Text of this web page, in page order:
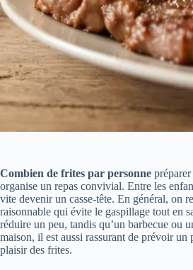
Combien de frites par personne
organise un repas convivial. Entre les
vite devenir un casse-tête. En général, on
raisonnable qui évite le gaspillage tout en
réduire un peu, tandis qu’un barbecue ou
maison, il est aussi rassurant de prévoir
plaisir des frites.